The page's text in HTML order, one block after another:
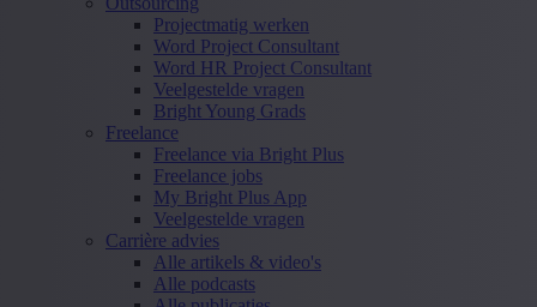
Projectmatig werken
Word Project Consultant
Word HR Project Consultant
Veelgestelde vragen
Bright Young Grads
Freelance
Freelance via Bright Plus
Freelance jobs
My Bright Plus App
Veelgestelde vragen
Carrière advies
Alle artikels & video's
Alle podcasts